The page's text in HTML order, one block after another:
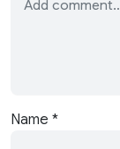
Name *